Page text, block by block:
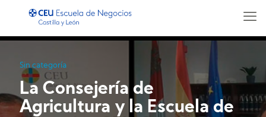
Sin categoría
La Consejería de
Agricultura y la Escuela de